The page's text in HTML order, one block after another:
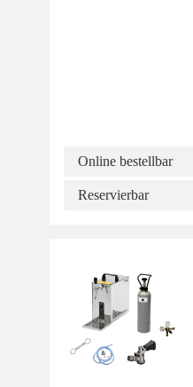
Online bestellbar
Reservierbar